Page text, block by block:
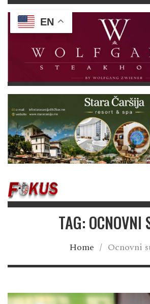
TAG: OCNOVNI
Home / Ocnovni
EN